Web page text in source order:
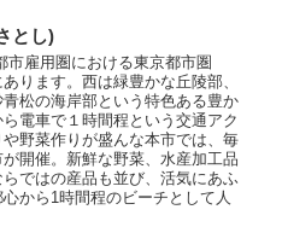
とし)
雇用圏における東京都市圏
ります。西は緑豊かな丘陵部、
松の海岸部という特色ある豊か
電車で１時間程という交通アク
野菜作りが盛んな本市では、毎
開催。新鮮な野菜、水産加工品
ではの産品も並び、活気にあふ
から1時間程のビーチとして人